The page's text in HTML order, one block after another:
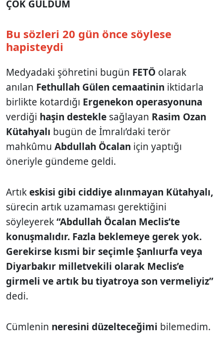
ÇOK GÜLDÜM
Bu sözleri 20 gün önce söylese
hapisteydi
Medyadaki şöhretini bugün FETÖ olarak
anılan Fethullah Gülen cemaatinin iktidarla
birlikte kotardığı Ergenekon operasyonuna
verdiği haşin destekle sağlayan Rasim Ozan
Kütahyalı bugün de İmralı’daki terör
mahkûmu Abdullah Öcalan için yaptığı
öneriyle gündeme geldi.
Artıkeskisi gibi ciddiye alınmayan Kütahyalı,
sürecin artık uzamaması gerektiğini
söyleyerek“Abdullah Öcalan Meclis’te
konuşmalıdır. Fazla beklemeye gerek yok.
Gerekirse kısmi bir seçimle Şanlıurfa veya
Diyarbakır milletvekili olarak Meclis’e
girmeli ve artık bu tiyatroya son vermeliyiz”
dedi.
Cümlenin neresini düzelteceğimi bilemedim.